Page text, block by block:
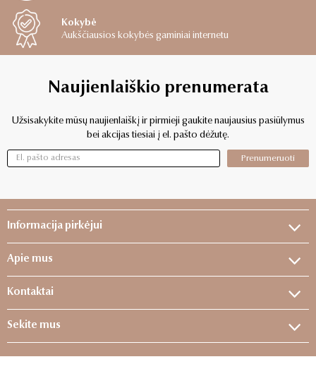
Kokybė
Aukščiausios kokybės gaminiai internetu
Naujienlaiškio prenumerata
Užsisakykite mūsų naujienlaiškį ir pirmieji gaukite naujausius pasiūlymus
bei akcijas tiesiai į el. pašto dėžutę.
Prenumeruoti
Informacija pirkėjui
Apie mus
Kontaktai
Sekite mus